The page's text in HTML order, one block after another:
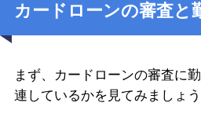
カードローンの審査と
まず、カードローンの審査に
連しているかを見てみましょう